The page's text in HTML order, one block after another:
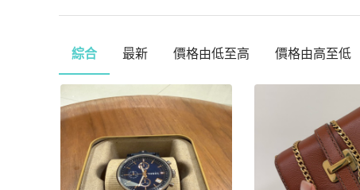
綜合 最新 價格由低至高 價格由高至低